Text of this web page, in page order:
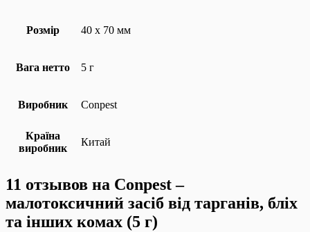
Розмір 40 х 70 мм
Вага нетто 5 г
Виробник Conpest
Країна
виробник
Китай
11 отзывов на Conpest –
малотоксичний засіб від тарганів, бліх
та інших комах (5 г)